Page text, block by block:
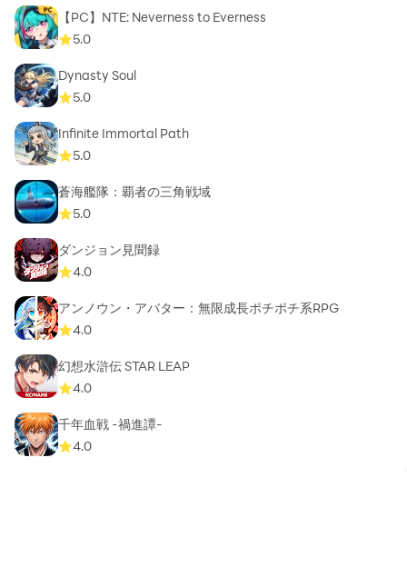
【PC】NTE: Neverness to Everness
5.0
Dynasty Soul
5.0
Infinite Immortal Path
5.0
蒼海艦隊：覇者の三角戦域
5.0
ダンジョン見聞録
4.0
アンノウン・アバター：無限成長ポチポチ系RPG
4.0
幻想水滸伝 STAR LEAP
4.0
千年血戦 -禍進譚-
4.0